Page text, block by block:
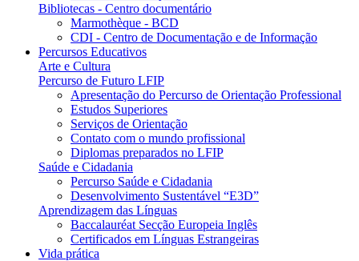
Bibliotecas - Centro documentário
Marmothèque - BCD
CDI - Centro de Documentação e de Informação
Percursos Educativos
Arte e Cultura
Percurso de Futuro LFIP
Apresentação do Percurso de Orientação Professional
Estudos Superiores
Serviços de Orientação
Contato com o mundo profissional
Diplomas preparados no LFIP
Saúde e Cidadania
Percurso Saúde e Cidadania
Desenvolvimento Sustentável “E3D”
Aprendizagem das Línguas
Baccalauréat Secção Europeia Inglês
Certificados em Línguas Estrangeiras
Vida prática